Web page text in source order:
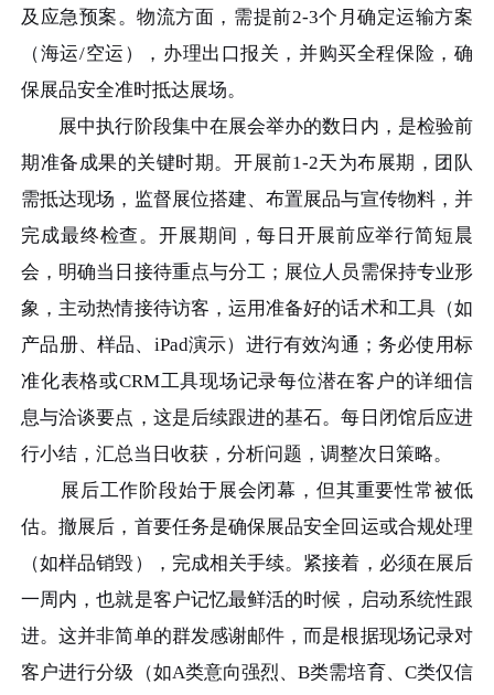
及应急预案。物流方面，需提前2-3个月确定运输方案
（海运/空运），办理出口报关，并购买全程保险，确
保展品安全准时抵达展场。
展中执行阶段集中在展会举办的数日内，是检验前
期准备成果的关键时期。开展前1-2天为布展期，团队
需抵达现场，监督展位搭建、布置展品与宣传物料，并
完成最终检查。开展期间，每日开展前应举行简短晨
会，明确当日接待重点与分工；展位人员需保持专业形
象，主动热情接待访客，运用准备好的话术和工具（如
产品册、样品、iPad演示）进行有效沟通；务必使用标
准化表格或CRM工具现场记录每位潜在客户的详细信
息与洽谈要点，这是后续跟进的基石。每日闭馆后应进
行小结，汇总当日收获，分析问题，调整次日策略。
展后工作阶段始于展会闭幕，但其重要性常被低
估。撤展后，首要任务是确保展品安全回运或合规处理
（如样品销毁），完成相关手续。紧接着，必须在展后
一周内，也就是客户记忆最鲜活的时候，启动系统性跟
进。这并非简单的群发感谢邮件，而是根据现场记录对
客户进行分级（如A类意向强烈、B类需培育、C类仅信